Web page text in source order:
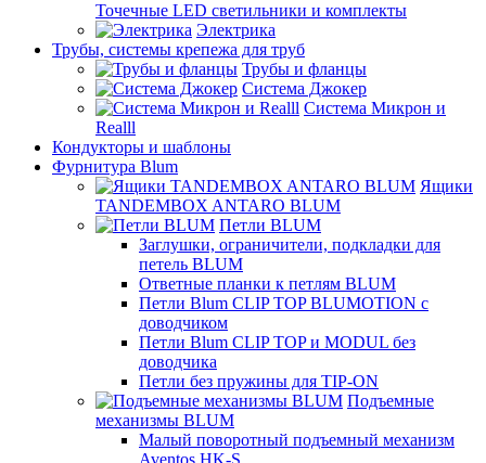
Точечные LED светильники и комплекты
Электрика
Трубы, системы крепежа для труб
Трубы и фланцы
Система Джокер
Система Микрон и
Realll
Кондукторы и шаблоны
Фурнитура Blum
Ящики
TANDEMBOX ANTARO BLUM
Петли BLUM
Заглушки, ограничители, подкладки для
петель BLUM
Ответные планки к петлям BLUM
Петли Blum CLIP TOP BLUMOTION с
доводчиком
Петли Blum CLIP TOP и MODUL без
доводчика
Петли без пружины для TIP-ON
Подъемные
механизмы BLUM
Малый поворотный подъемный механизм
Aventos HK-S